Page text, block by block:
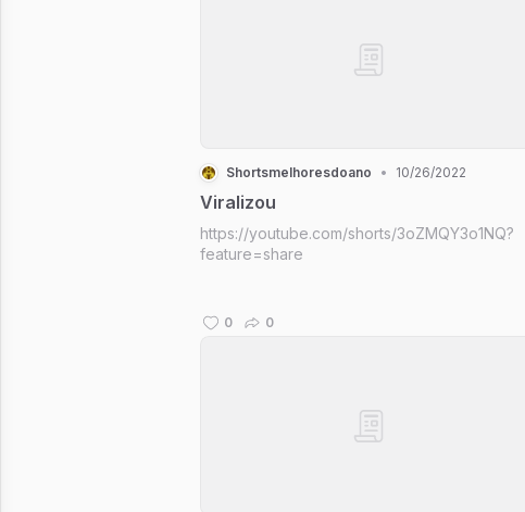
Shortsmelhoresdoano • 10/26/2022
Viralizou
https://youtube.com/shorts/3oZMQY3o1NQ?
feature=share
0 0